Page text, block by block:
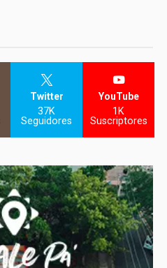
Twitter
37K
Seguidores
YouTube
1K
Suscriptores